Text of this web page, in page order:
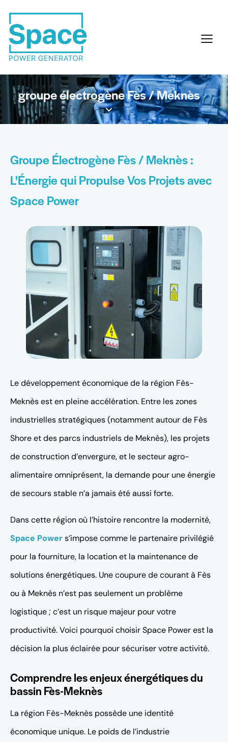
groupe électrogène Fès / Meknès
Groupe Électrogène Fès / Meknès :
L'Énergie qui Propulse Vos Projets avec
Space Power
Le développement économique de la région Fès-
Meknès est en pleine accélération. Entre les zones
industrielles stratégiques (notamment autour de Fès
Shore et des parcs industriels de Meknès), les projets
de construction d’envergure, et le secteur agro-
alimentaire omniprésent, la demande pour une énergie
de secours stable n’a jamais été aussi forte.
Dans cette région où l’histoire rencontre la modernité,
Space Powers’impose comme le partenaire privilégié
pour la fourniture, la location et la maintenance de
solutions énergétiques. Une coupure de courant à Fès
ou à Meknès n’est pas seulement un problème
logistique ; c’est un risque majeur pour votre
productivité. Voici pourquoi choisir Space Power est la
décision la plus éclairée pour sécuriser votre activité.
Comprendre les enjeux énergétiques du
bassin Fès-Meknès
La région Fès-Meknès possède une identité
économique unique. Le poids de l’industrie